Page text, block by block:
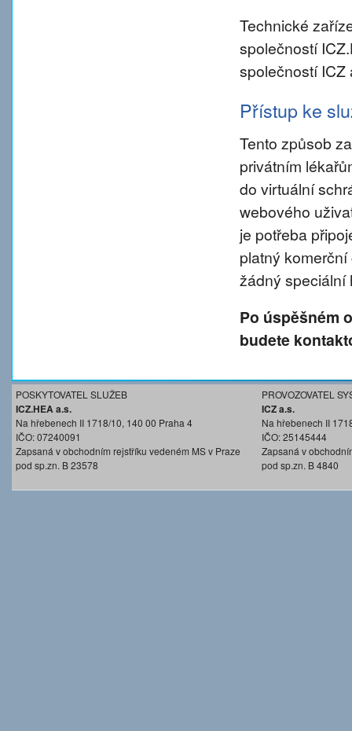
Technické
společností
společností ICZ
Přístup ke
Tento způsob
privátním
do virtuální
webového
je potřeba
platný
žádný speciální
Po úspěšném
budete
POSKYTOVATEL SLUŽEB
ICZ.HEA a.s.
Na hřebenech II 1718/10, 140 00 Praha 4
IČO: 07240091
Zapsaná v obchodním rejstříku vedeném MS v Praze
pod sp.zn. B 23578
PROVOZOVATEL
ICZ a.s.
Na hřebenech II
IČO: 25145444
Zapsaná v
pod sp.zn. B 4840